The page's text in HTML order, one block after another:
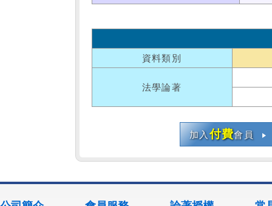
資料類別
法學論著
加入付費會員